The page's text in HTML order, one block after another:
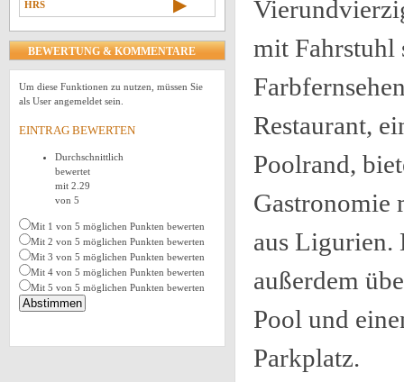
HRS ▶
BEWERTUNG & KOMMENTARE
Um diese Funktionen zu nutzen, müssen Sie
als User angemeldet sein.
EINTRAG BEWERTEN
Durchschnittlich
bewertet
mit 2.29
von 5
Mit 1 von 5 möglichen Punkten bewerten
Mit 2 von 5 möglichen Punkten bewerten
Mit 3 von 5 möglichen Punkten bewerten
Mit 4 von 5 möglichen Punkten bewerten
Mit 5 von 5 möglichen Punkten bewerten
mit Fahrstuhl
Restaurant,
Poolrand,
Gastronomie
aus Ligurien.
außerdem
Pool und
Parkplatz.